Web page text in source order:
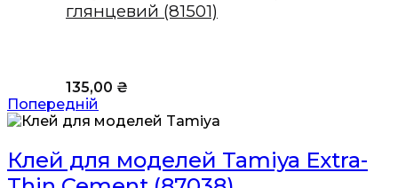
глянцевий (81501)
135,00 ₴
Попередній
Клей для моделей Tamiya Extra-